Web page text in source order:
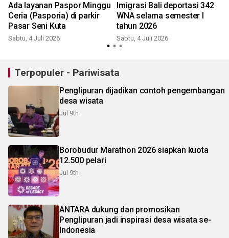
Ada layanan Paspor Minggu
Ceria (Pasporia) di parkir
Pasar Seni Kuta
Sabtu, 4 Juli 2026
Imigrasi Bali deportasi 342
WNA selama semester I
tahun 2026
Sabtu, 4 Juli 2026
Terpopuler - Pariwisata
Penglipuran dijadikan contoh pengembangan
desa wisata
Jul 9th
Borobudur Marathon 2026 siapkan kuota
12.500 pelari
Jul 9th
ANTARA dukung dan promosikan
Penglipuran jadi inspirasi desa wisata se-
Indonesia